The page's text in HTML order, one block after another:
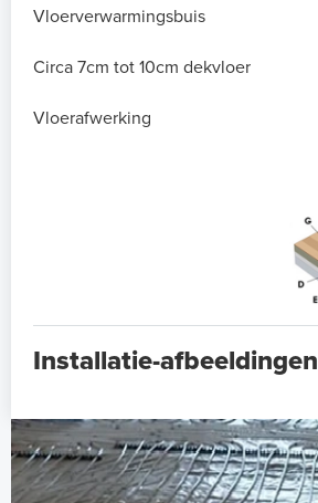
Vloerverwarmingsbuis
Circa 7cm tot 10cm dekvloer
Vloerafwerking
Installatie-afbeeldingen